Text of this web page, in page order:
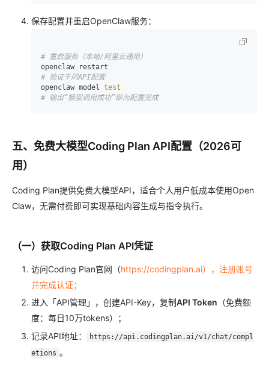
保存配置并重启OpenClaw服务：
# 重启服务（本地/阿里云通用）
# 验证千问API配置
openclaw model test
# 输出“模型调用成功”即为配置完成
五、免费大模型Coding Plan API配置（2026可
用）
Coding Plan提供免费大模型API，适合个人用户低成本使用Open
Claw，无需付费即可实现基础内容生成与指令执行。
（一）获取Coding Plan API凭证
访问Coding Plan官网（https://codingplan.ai），注册账号
并完成认证；
进入「API管理」，创建API-Key，复制API Token （免费额
度：每日10万tokens）；
记录API地址：
https://api.codingplan.ai/v1/chat/compl
etions 。